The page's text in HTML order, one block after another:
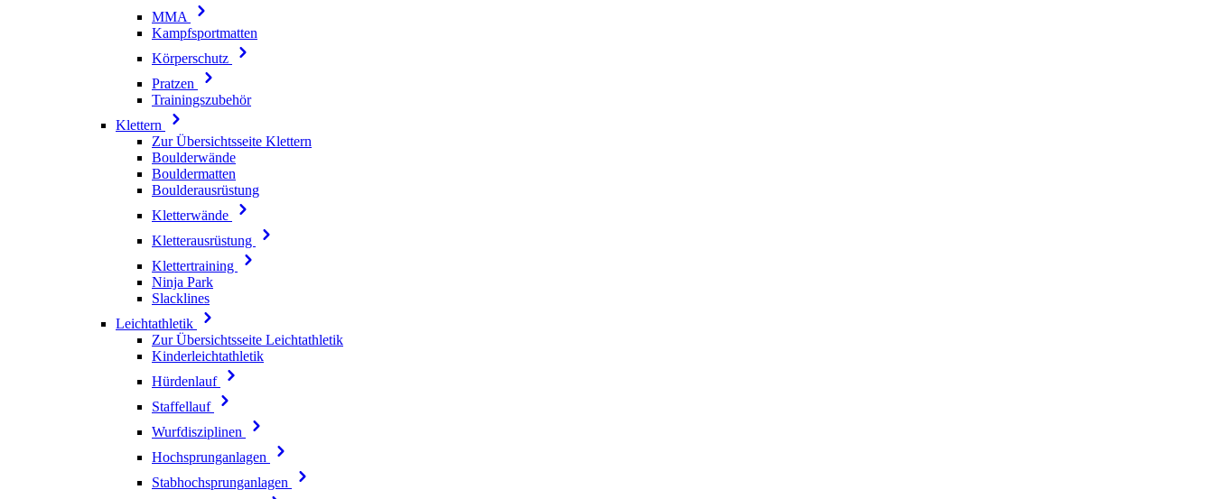
MMA
Kampfsportmatten
Körperschutz
Pratzen
Trainingszubehör
Klettern
Zur Übersichtsseite Klettern
Boulderwände
Bouldermatten
Boulderausrüstung
Kletterwände
Kletterausrüstung
Klettertraining
Ninja Park
Slacklines
Leichtathletik
Zur Übersichtsseite Leichtathletik
Kinderleichtathletik
Hürdenlauf
Staffellauf
Wurfdisziplinen
Hochsprunganlagen
Stabhochsprunganlagen